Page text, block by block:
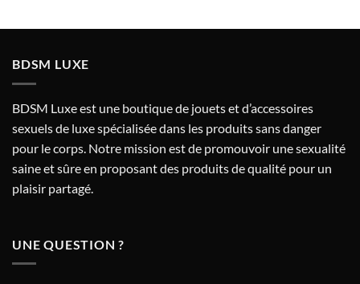
BDSM LUXE
BDSM Luxe est une boutique de jouets et d’accessoires
sexuels de luxe spécialisée dans les produits sans danger
pour le corps. Notre mission est de promouvoir une sexualité
saine et sûre en proposant des produits de qualité pour un
plaisir partagé.
UNE QUESTION ?